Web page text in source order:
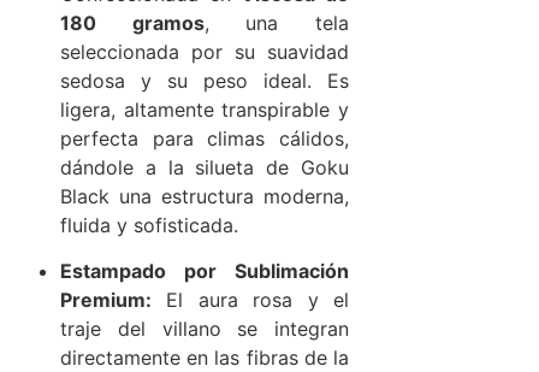
180 gramos, una tela
seleccionada por su suavidad
sedosa y su peso ideal. Es
ligera, altamente transpirable y
perfecta para climas cálidos,
dándole a la silueta de Goku
Black una estructura moderna,
fluida y sofisticada.
Estampado por Sublimación
Premium: El aura rosa y el
traje del villano se integran
directamente en las fibras de la